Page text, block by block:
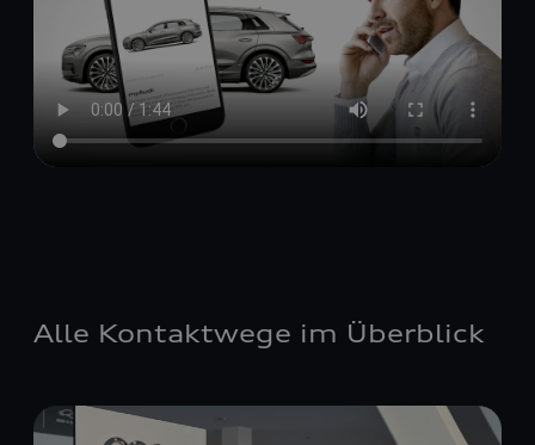
Alle Kontaktwege im Überblick